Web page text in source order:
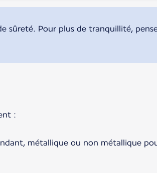
sûreté. Pour plus de tranquillité,
:
métallique ou non métallique